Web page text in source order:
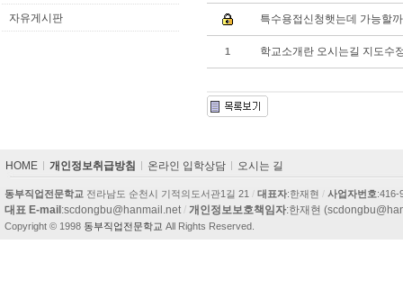
자유게시판 특수용접신청햇는데 가능할
1 학교소개란 오시는길 지도수
HOME 개인정보취급방침 온라인 입학상담 오시는 길
라
이
트
동부직업전문학교 전라남도 순천시 기적의도서관1길 21 / 대표자:한재현 / 사업자번호:416-
대표 E-mail :scdongbu@hanmail.net/ 개인정보보호책임자:한재현
Copyright © 1998 동부직업전문학교 All Rights Reserved.